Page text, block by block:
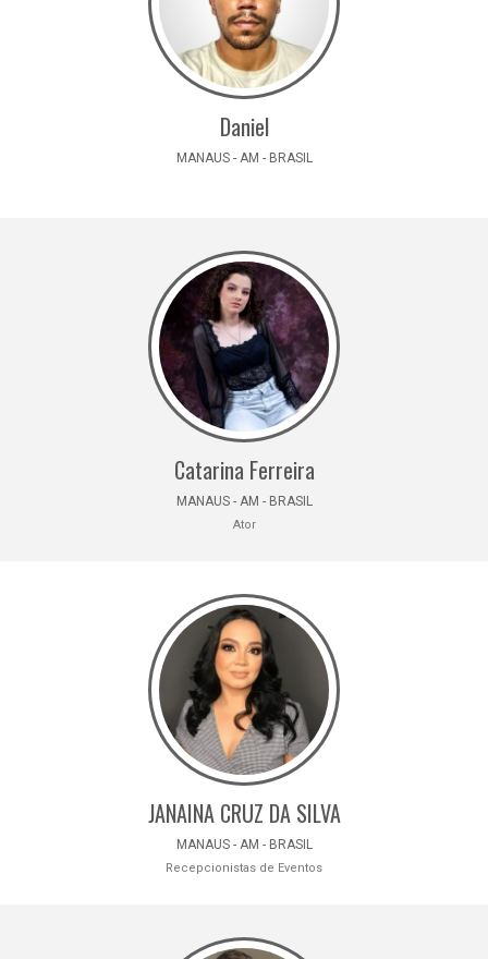
Daniel
MANAUS - AM - BRASIL
Catarina Ferreira
MANAUS - AM - BRASIL
Ator
JANAINA CRUZ DA SILVA
MANAUS - AM - BRASIL
Recepcionistas de Eventos